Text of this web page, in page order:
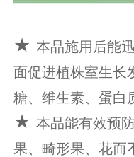
★本品施用后能
面促进植株室生长
糖、维生素、蛋白
★本品能有效预
果、畸形果、花而